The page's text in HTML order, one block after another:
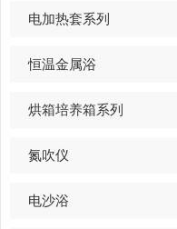
电加热套系列
恒温金属浴
烘箱培养箱系列
氮吹仪
电沙浴